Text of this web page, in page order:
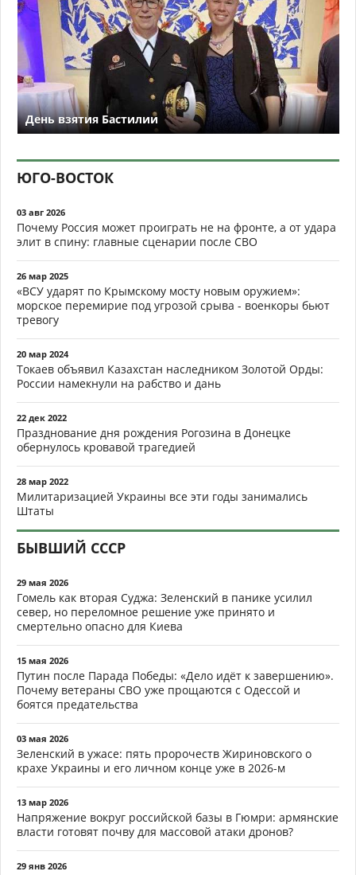
День взятия Бастилии
ЮГО-ВОСТОК
03 авг 2026
Почему Россия может проиграть не на фронте, а от удара
элит в спину: главные сценарии после СВО
26 мар 2025
«ВСУ ударят по Крымскому мосту новым оружием»:
морское перемирие под угрозой срыва - военкоры бьют
тревогу
20 мар 2024
Токаев объявил Казахстан наследником Золотой Орды:
России намекнули на рабство и дань
22 дек 2022
Празднование дня рождения Рогозина в Донецке
обернулось кровавой трагедией
28 мар 2022
Милитаризацией Украины все эти годы занимались
Штаты
БЫВШИЙ СССР
29 мая 2026
Гомель как вторая Суджа: Зеленский в панике усилил
север, но переломное решение уже принято и
смертельно опасно для Киева
15 мая 2026
Путин после Парада Победы: «Дело идёт к завершению».
Почему ветераны СВО уже прощаются с Одессой и
боятся предательства
03 мая 2026
Зеленский в ужасе: пять пророчеств Жириновского о
крахе Украины и его личном конце уже в 2026-м
13 мар 2026
Напряжение вокруг российской базы в Гюмри: армянские
власти готовят почву для массовой атаки дронов?
29 янв 2026